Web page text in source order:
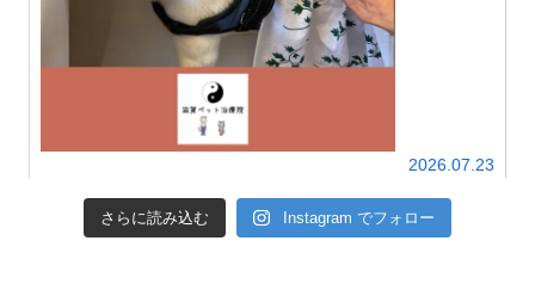
2026.07.23
さらに読み込む Instagram でフォロー